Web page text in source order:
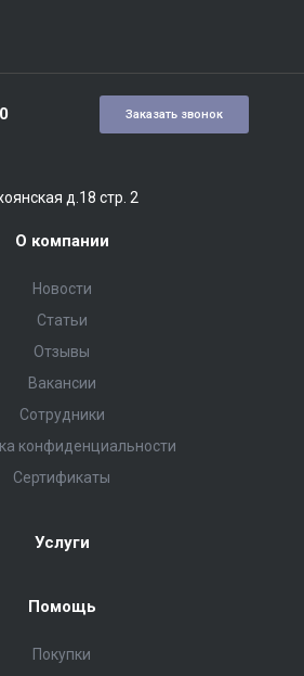
Заказать звонок
д.18 стр. 2
О компании
Новости
Статьи
Отзывы
Вакансии
Сотрудники
конфиденциальности
Сертификаты
Услуги
Помощь
Покупки